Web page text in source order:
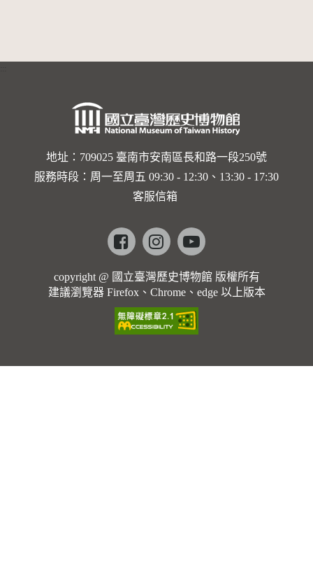
地址：709025 臺南市安南區長和路一段250號
服務時段：周一至周五 09:30 - 12:30、13:30 - 17:30
客服信箱
Facebookinstagramyoutube
copyright @ 國立臺灣歷史博物館 版權所有
建議瀏覽器 Firefox、Chrome、edge 以上版本